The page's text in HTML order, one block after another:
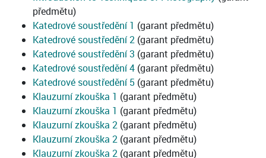
předmětu)
Katedrové soustředění 1 (garant předmětu)
Katedrové soustředění 2 (garant předmětu)
Katedrové soustředění 3 (garant předmětu)
Katedrové soustředění 4 (garant předmětu)
Katedrové soustředění 5 (garant předmětu)
Klauzurní zkouška 1 (garant předmětu)
Klauzurní zkouška 1 (garant předmětu)
Klauzurní zkouška 2 (garant předmětu)
Klauzurní zkouška 2 (garant předmětu)
Klauzurní zkouška 2 (garant předmětu)